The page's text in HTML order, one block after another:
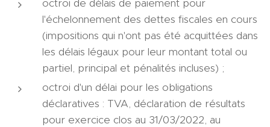
octroi de délais de paiement pour
l'échelonnement des dettes fiscales en cours
(impositions qui n'ont pas été acquittées dans
les délais légaux pour leur montant total ou
partiel, principal et pénalités incluses) ;
octroi d'un délai pour les obligations
déclaratives : TVA, déclaration de résultats
pour exercice clos au 31/03/2022, au